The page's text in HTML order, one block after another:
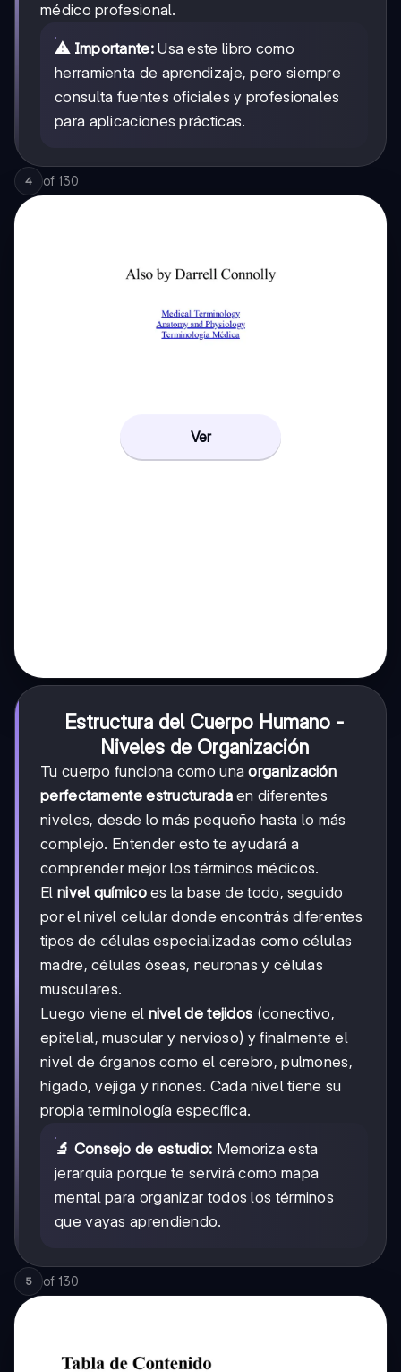
médico profesional.
⚠️ Importante:Usa este libro como
herramienta de aprendizaje, pero siempre
consulta fuentes oficiales y profesionales
para aplicaciones prácticas.
4 of 130
Ver
Estructura del Cuerpo Humano -
Niveles de Organización
Tu cuerpo funciona como unaorganización
perfectamente estructuradaen diferentes
niveles, desde lo más pequeño hasta lo más
complejo. Entender esto te ayudará a
comprender mejor los términos médicos.
El nivel químicoes la base de todo, seguido
por el nivel celular donde encontrás diferentes
tipos de células especializadas como células
madre, células óseas, neuronas y células
musculares.
Luego viene el nivel de tejidos (conectivo,
epitelial, muscular y nervioso) y finalmente el
nivel de órganos como el cerebro, pulmones,
hígado, vejiga y riñones. Cada nivel tiene su
propia terminología específica.
🔬 Consejo de estudio: Memoriza esta
jerarquía porque te servirá como mapa
mental para organizar todos los términos
que vayas aprendiendo.
5 of 130